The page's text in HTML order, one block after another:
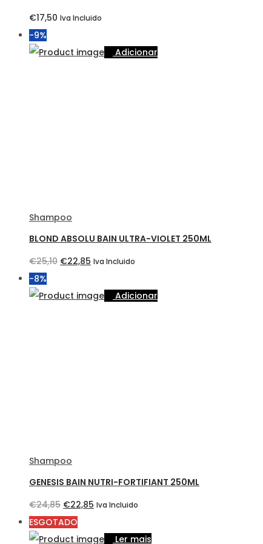
€17,50 Iva Incluido
-9%
Adicionar
Shampoo
BLOND ABSOLU BAIN ULTRA-VIOLET 250ML
€25,10 O
original
€22,85 O
atual
Iva Incluido
-8%
Adicionar
Shampoo
GENESIS BAIN NUTRI-FORTIFIANT 250ML
€24,85 O
preço
original
€22,85 O
atual
Iva Incluido
ESGOTADO
Ler mais